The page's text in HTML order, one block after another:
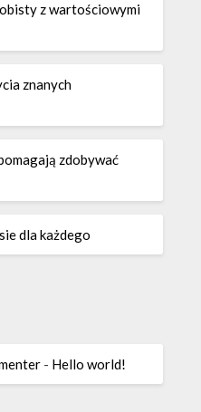
z wartościowymi
znanych
zdobywać
dla każdego
- Hello world!